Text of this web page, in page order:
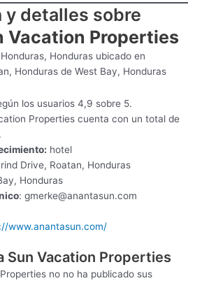
y detalles sobre
Vacation Properties
Honduras ubicado en
Honduras de West Bay, Honduras
los usuarios 4,9 sobre 5.
Properties cuenta con un total de
.
hotel
Drive, Roatan, Honduras
Honduras
:gmerke@anantasun.com
www.anantasun.com/
Sun Vacation Properties
no no ha publicado sus